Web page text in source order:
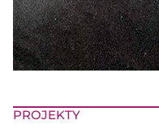
PROJEKTY